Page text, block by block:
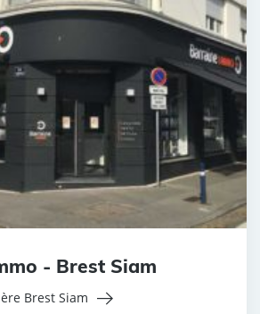
- Brest Siam
Brest Siam